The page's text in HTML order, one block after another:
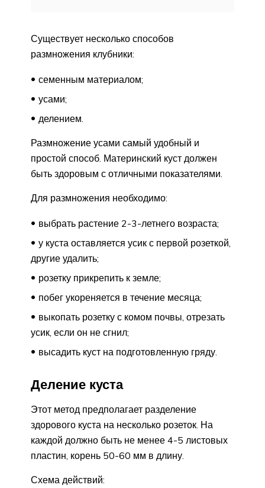
Существует несколько способов
размножения клубники:
семенным материалом;
усами;
делением.
Размножение усами самый удобный и
простой способ. Материнский куст должен
быть здоровым с отличными показателями.
Для размножения необходимо:
выбрать растение 2-3-летнего возраста;
у куста оставляется усик с первой розеткой,
другие удалить;
розетку прикрепить к земле;
побег укореняется в течение месяца;
выкопать розетку с комом почвы, отрезать
усик, если он не сгнил;
высадить куст на подготовленную гряду.
Деление куста
Этот метод предполагает разделение
здорового куста на несколько розеток. На
каждой должно быть не менее 4-5 листовых
пластин, корень 50-60 мм в длину.
Схема действий: